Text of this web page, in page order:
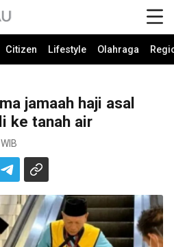
Citizen Lifestyle Olahraga
jamaah haji asal
ke tanah air